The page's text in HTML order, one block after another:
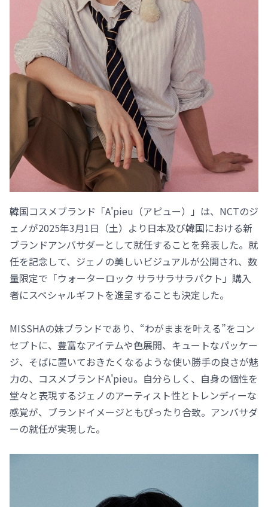
韓国コスメブランド「A'pieu（アピュー）」は、NCTのジ
ェノが2025年3月1日（土）より日本及び韓国における新
ブランドアンバサダーとして就任することを発表した。就
任を記念して、ジェノの美しいビジュアルが公開され、数
量限定で「ウォーターロック サラサラサラパクト」購入
者にスペシャルギフトを進呈することも決定した。
MISSHAの妹ブランドであり、“わがままを叶える”をコン
セプトに、豊富なアイテムや色展開、キュートなパッケー
ジ、そばに置いておきたくなるような使い勝手の良さが魅
力の、コスメブランドA'pieu。自分らしく、自身の個性を
堂々と表現するジェノのアーティスト性とトレンディーな
感覚が、ブランドイメージともぴったり合致。アンバサダ
ーの就任が実現した。